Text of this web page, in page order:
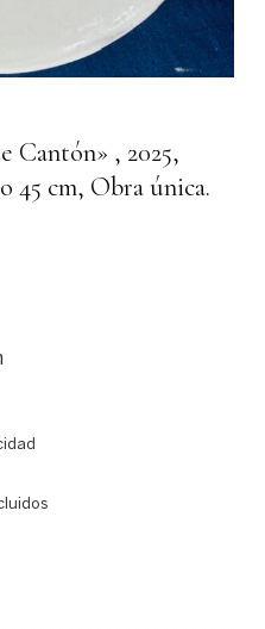
Cantón» , 2025,
45 cm, Obra única.